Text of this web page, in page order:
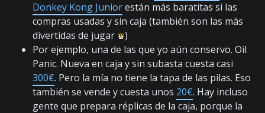
Donkey Kong Juniorestán más baratitas si las
compras usadas y sin caja (también son las más
divertidas de jugar
)
Por ejemplo, una de las que yo aún conservo. Oil
Panic. Nueva en caja y sin subasta cuesta casi
300€. Pero la mía no tiene la tapa de las pilas. Eso
también se vende y cuesta unos 20€. Hay incluso
gente que prepara réplicas de la caja, porque la